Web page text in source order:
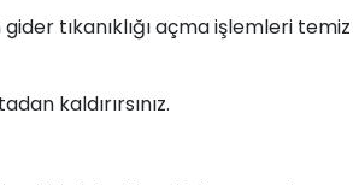
tıkanıklığı açma işlemleri temiz
kaldırırsınız.